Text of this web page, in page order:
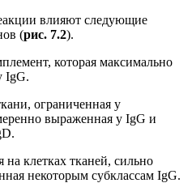
влияют следующие
(рис. 7.2).
которая максимально
IgG.
ограниченная у
выраженная у IgG и
на клетках тканей, сильно
некоторым субклассам IgG.